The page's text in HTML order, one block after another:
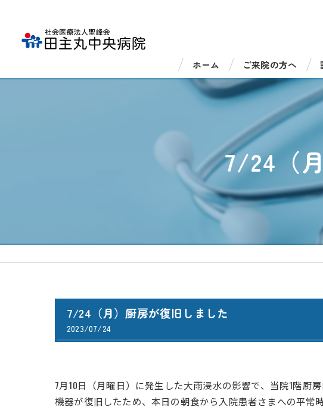
ホーム ご来院の方へ
外来受診について
入院・手術について
医療機器のご紹介
医療福祉相談窓口
7/24（
7/24（月）厨房が復旧しました
2023/07/24
7月10日（月曜日）に発生した大雨浸水の影響で、当院1階厨
機器が復旧したため、本日の朝食から入院患者さまへの平常